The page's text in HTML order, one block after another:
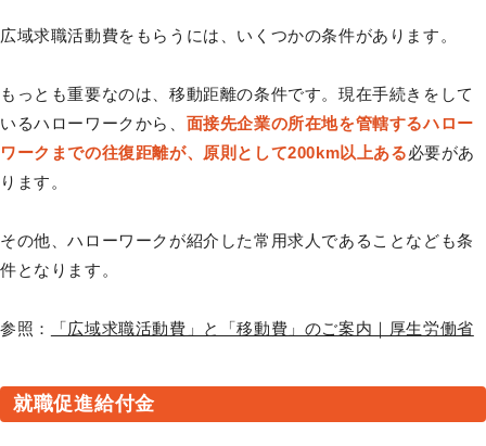
広域求職活動費をもらうには、いくつかの条件があります。
もっとも重要なのは、移動距離の条件です。現在手続きをして
いるハローワークから、 面接先企業の所在地を管轄するハロー
ワークまでの往復距離が、原則として200km以上ある必要があ
ります。
その他、ハローワークが紹介した常用求人であることなども条
件となります。
参照： 「広域求職活動費」と「移動費」のご案内｜厚生労働省
就職促進給付金